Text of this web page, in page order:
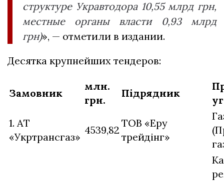
структуре Укравтодора 10,55 млрд грн,
местные органы власти 0,93 млрд
грн)», — отметили в издании.
Десятка крупнейших тендеров:
Замовник
млн.
грн.
Підрядник
1. АТ
«Укртрансгаз»
4539,82
ТОВ «Еру
трейдінг»